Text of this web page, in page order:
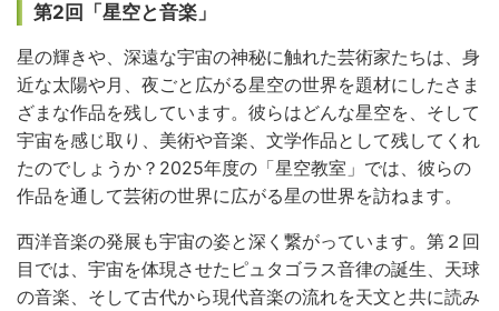
第2回「星空と音楽」
星の輝きや、深遠な宇宙の神秘に触れた芸術家たちは、身
近な太陽や月、夜ごと広がる星空の世界を題材にしたさま
ざまな作品を残しています。彼らはどんな星空を、そして
宇宙を感じ取り、美術や音楽、文学作品として残してくれ
たのでしょうか？2025年度の「星空教室」では、彼らの
作品を通して芸術の世界に広がる星の世界を訪ねます。
西洋音楽の発展も宇宙の姿と深く繋がっています。第２回
目では、宇宙を体現させたピュタゴラス音律の誕生、天球
の音楽、そして古代から現代音楽の流れを天文と共に読み